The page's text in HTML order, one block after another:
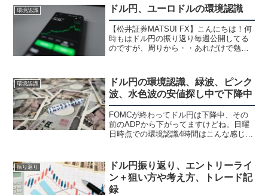
たピンバーからスタート取り敢えず日足
の戻り高値を...
環境認識 ドル円、ユーロドルの環境認識
【松井証券MATSUI FX】こんにちは！何
時もはドル円の振り返り毎週公開してる
のですが、周りから・・あれだけで勉強
が多くなって来たので、今週は環境認識
にして見ました。...
環境認識
ドル円の環境認識、緑波、ピンク
波、水色波の安値探し中で下降中
FOMCが終わってドル円は下降中、その
前のADPから下がってますけどね。日曜
日時点での環境認識4時間はこんな感じで
も確定でもなく、上のサポートが強いの
でおそらくこんな感...
振り返り
ドル円振り返り、エントリーライ
ン＋狙い方や考え方、トレード記
録